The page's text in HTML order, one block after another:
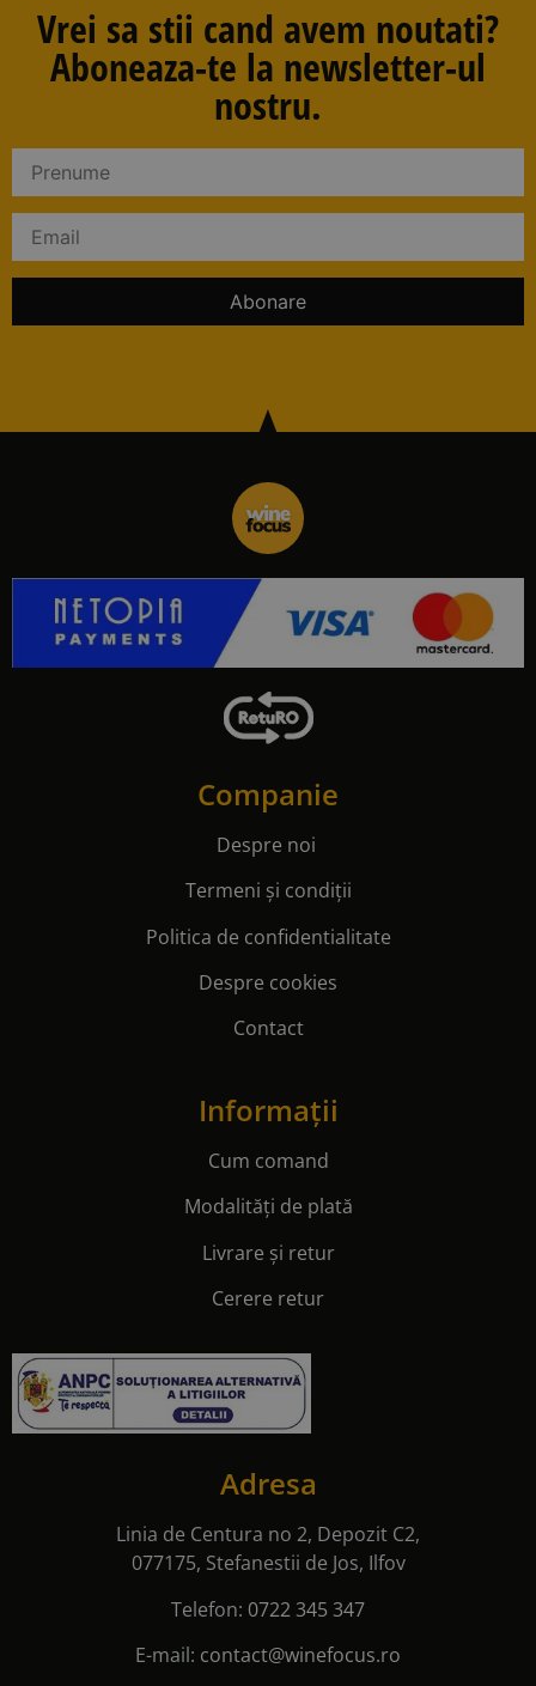
Vrei sa stii cand avem noutati?
Aboneaza-te la newsletter-ul
nostru.
Companie
Despre noi
Termeni și condiții
Politica de confidentialitate
Despre cookies
Contact
Informații
Cum comand
Modalități de plată
Livrare și retur
Cerere retur
Adresa
Linia de Centura no 2, Depozit C2,
077175, Stefanestii de Jos, Ilfov
Telefon: 0722 345 347
E-mail: contact@winefocus.ro